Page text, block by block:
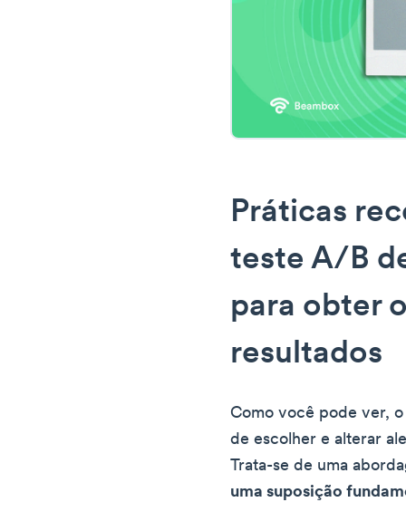
Práticas
teste A/B
para obter
resultados
Como você pode ver,
de escolher e alterar
Trata-se de uma
uma suposição